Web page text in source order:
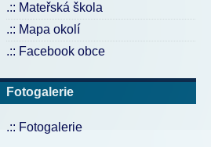
.:: Mateřská škola
.:: Mapa okolí
.:: Facebook obce
Fotogalerie
.:: Fotogalerie